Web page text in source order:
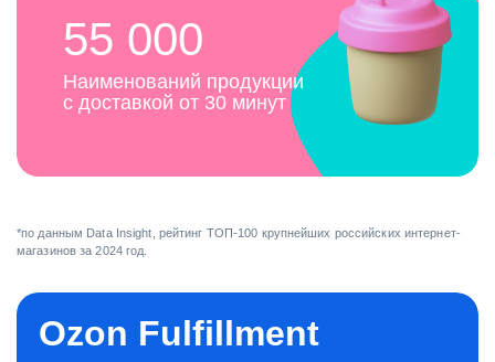
55 000
Наименований продукции
с доставкой от 30 минут
*по данным Data Insight, рейтинг ТОП-100 крупнейших российских интернет-
магазинов за 2024 год.
Ozon Fulfillment